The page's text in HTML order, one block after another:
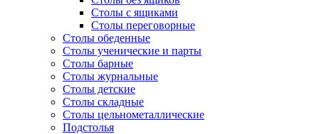
Столы с ящиками
Столы переговорные
Столы обеденные
Столы ученические и парты
Столы барные
Столы журнальные
Столы детские
Столы складные
Столы цельнометаллические
Подстолья